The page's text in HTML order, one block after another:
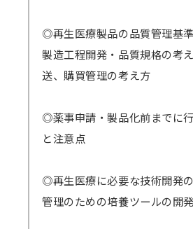
◎再生医療製品の品質管理基
製造工程開発・品質規格の考
送、購買管理の考え方
◎薬事申請・製品化前までに
と注意点
◎再生医療に必要な技術開発
管理のための培養ツールの開